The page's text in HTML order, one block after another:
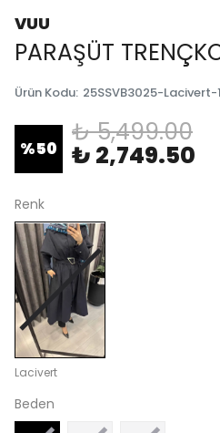
VUU
PARAŞÜT
Ürün Kodu: 25SSVB3025-Lacivert-1
%50
₺ 5,499.00
₺ 2,749.50
Renk
Lacivert
Beden